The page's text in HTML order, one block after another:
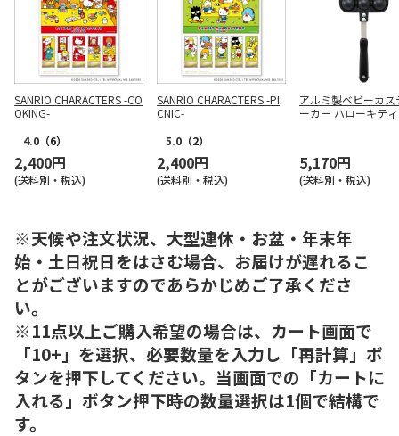
SANRIO CHARACTERS -CO
OKING-
4.0 （6）
2,400円
(送料別・税込)
SANRIO CHARACTERS -PI
CNIC-
5.0 （2）
2,400円
(送料別・税込)
アルミ製ベビーカス
ーカー ハローキテ
5,170円
(送料別・税込)
※天候や注文状況、大型連休・お盆・年末年
始・土日祝日をはさむ場合、お届けが遅れるこ
とがございますのであらかじめご了承くださ
い。
※11点以上ご購入希望の場合は、カート画面で
「10+」を選択、必要数量を入力し「再計算」ボ
タンを押下してください。当画面での「カートに
入れる」ボタン押下時の数量選択は1個で結構で
す。